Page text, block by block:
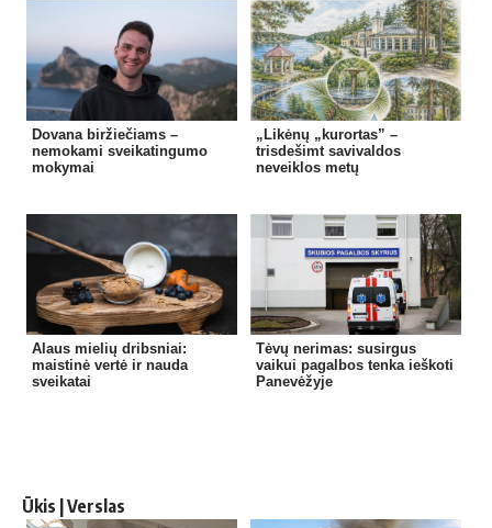
Dovana biržiečiams –
nemokami sveikatingumo
mokymai
„Likėnų „kurortas” –
trisdešimt savivaldos
neveiklos metų
Alaus mielių dribsniai:
maistinė vertė ir nauda
sveikatai
Tėvų nerimas: susirgus
vaikui pagalbos tenka ieškoti
Panevėžyje
Ūkis | Verslas